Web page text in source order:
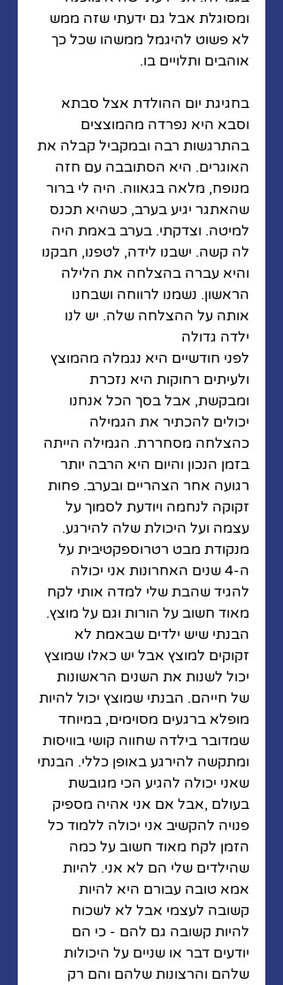
ומסוגלת אבל גם ידעתי שזה ממש
לא פשוט להיגמל ממשהו שכל כך
אוהבים ותלויים בו.
בחגיגת יום ההולדת אצל סבתא
וסבא היא נפרדה מהמוצצים
בהתרגשות רבה ובמקביל קבלה את
האוגרים. היא הסתובבה עם חזה
מנופח, מלאה בגאווה. היה לי ברור
שהאתגר יגיע בערב, כשהיא תכנס
למיטה. וצדקתי. בערב באמת היה
לה קשה. ישבנו לידה, לטפנו, חבקנו
והיא עברה בהצלחה את הלילה
הראשון. נשמנו לרווחה ושבחנו
אותה על ההצלחה שלה. יש לנו
ילדה גדולה
לפני חודשיים היא נגמלה מהמוצץ
ולעיתים רחוקות היא נזכרת
ומבקשת, אבל בסך הכל אנחנו
יכולים להכתיר את הגמילה
כהצלחה מסחררת. הגמילה הייתה
בזמן הנכון והיום היא הרבה יותר
רגועה אחר הצהריים ובערב. פחות
זקוקה לנחמה ויודעת לסמוך על
עצמה ועל היכולת שלה להירגע.
מנקודת מבט רטרוספקטיבית על
ה-4 שנים האחרונות אני יכולה
להגיד שהבת שלי למדה אותי לקח
מאוד חשוב על הורות וגם על מוצץ.
הבנתי שיש ילדים שבאמת לא
זקוקים למוצץ אבל יש כאלו שמוצץ
יכול לשנות את השנים הראשונות
של חייהם. הבנתי שמוצץ יכול להיות
מופלא ברגעים מסוימים, במיוחד
שמדובר בילדה שחווה קושי בוויסות
ומתקשה להירגע באופן כללי. הבנתי
שאני יכולה להגיע הכי מגובשת
בעולם ,אבל אם אני אהיה מספיק
פנויה להקשיב אני יכולה ללמוד כל
הזמן לקח מאוד חשוב על כמה
שהילדים שלי הם לא אני. להיות
אמא טובה עבורם היא להיות
קשובה לעצמי אבל לא לשכוח
להיות קשובה גם להם - כי הם
יודעים דבר או שניים על היכולות
שלהם והרצונות שלהם והם רק